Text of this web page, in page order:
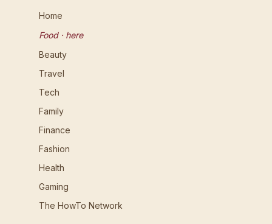
Home
Food · here
Beauty
Travel
Tech
Family
Finance
Fashion
Health
Gaming
The HowTo Network